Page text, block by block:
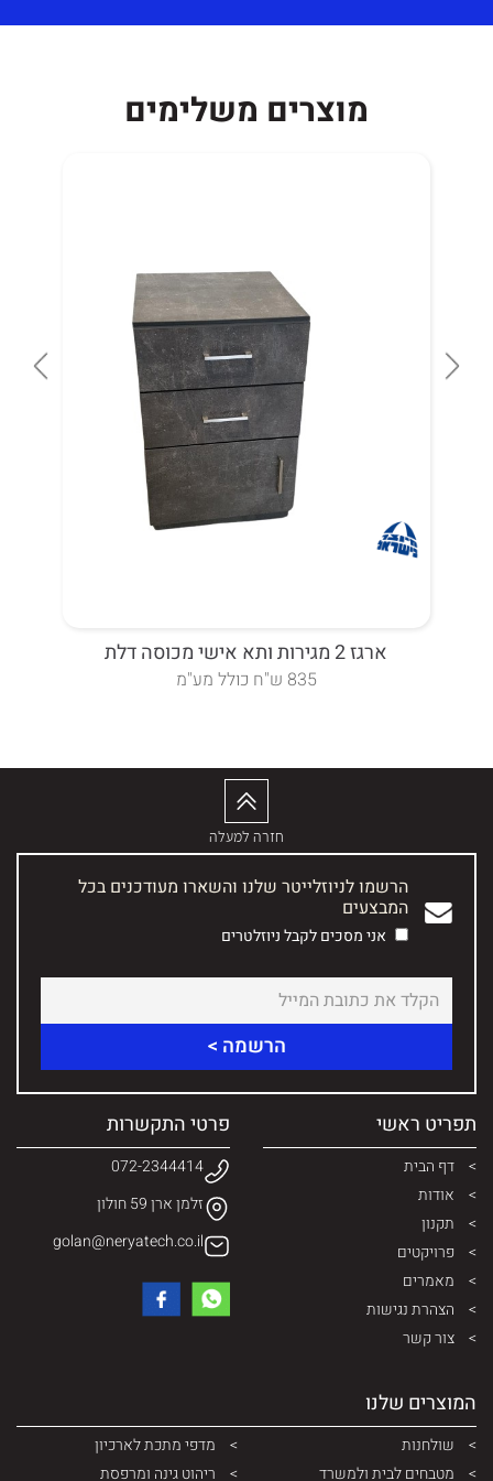
מוצרים משלימים
ארגז 2 מגירות ותא אישי מכוסה דלת
835 ש"ח כולל מע"מ
חזרה למעלה
הרשמו לניוזלייטר שלנו והשארו מעודכנים בכל
המבצעים
אני מסכים לקבל ניוזלטרים
תפריט ראשי
דף הבית
אודות
תקנון
פרויקטים
מאמרים
הצהרת נגישות
צור קשר
המוצרים שלנו
שולחנות
מטבחים לבית ולמשרד
מדפי מתכת לארכיון
ריהוט גינה ומרפסת
פרטי התקשרות
072-2344414
זלמן ארן 59 חולון
golan@neryatech.co.il